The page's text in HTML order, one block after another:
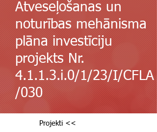
Atveseļošanas un
noturības mehānisma
plāna investīciju
projekts Nr.
4.1.1.3.i.0/1/23/I/CFLA
/030
Projekti <<